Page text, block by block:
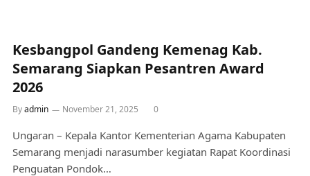
Kesbangpol Gandeng Kemenag Kab.
Semarang Siapkan Pesantren Award
2026
Byadmin November 21, 2025 0
Ungaran – Kepala Kantor Kementerian Agama Kabupaten
Semarang menjadi narasumber kegiatan Rapat Koordinasi
Penguatan Pondok…